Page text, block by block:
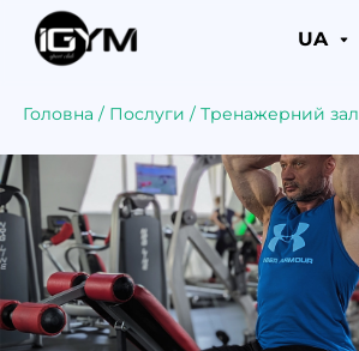
UA
Головна / Послуги /Тренажерний зал